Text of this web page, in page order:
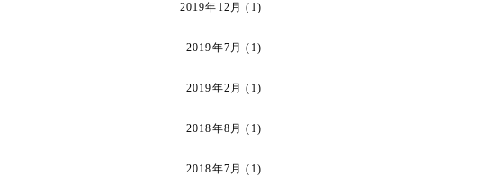
2019年12月 (1)
2019年7月 (1)
2019年2月 (1)
2018年8月 (1)
2018年7月 (1)